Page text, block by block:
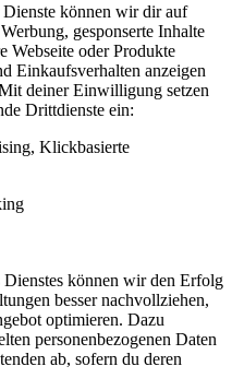
können wir dir auf
gesponserte Inhalte
Webseite oder Produkte
Einkaufsverhalten anzeigen
deiner Einwilligung setzen
Drittdienste ein:
Klickbasierte
können wir den Erfolg
besser nachvollziehen,
optimieren. Dazu
personenbezogenen Daten
ab, sofern du deren